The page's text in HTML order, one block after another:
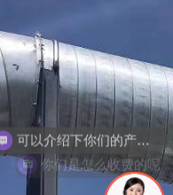
你们是怎么收费的呢